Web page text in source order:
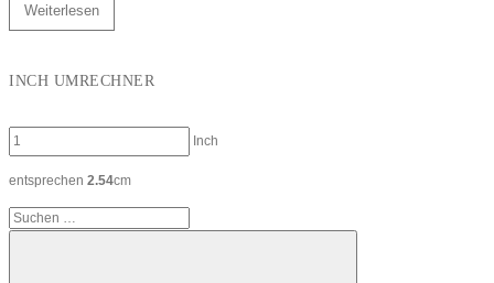
Weiterlesen
INCH UMRECHNER
Inch
entsprechen 2.54cm
Suchen